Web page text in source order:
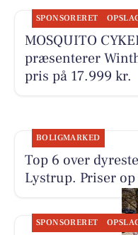
SPONSORERET
MOSQUITO
præsenterer
pris på 17.999 kr.
BOLIGMARKED
Top 6 over
Lystrup. Priser
SPONSORERET